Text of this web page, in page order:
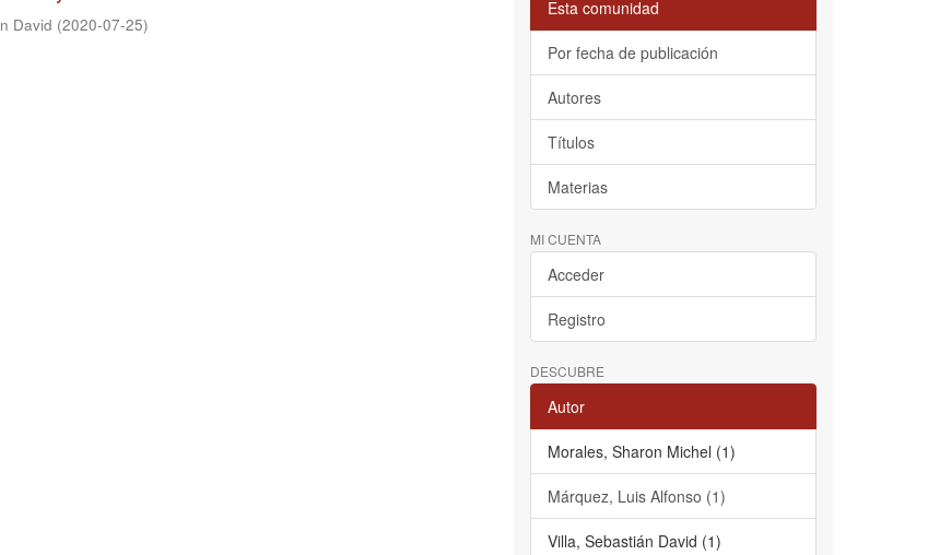
David (2020-07-25)
Esta comunidad
Por fecha de publicación
Autores
Títulos
Materias
MI CUENTA
Acceder
Registro
DESCUBRE
Autor
Morales, Sharon Michel (1)
Márquez, Luis Alfonso (1)
Villa, Sebastián David (1)